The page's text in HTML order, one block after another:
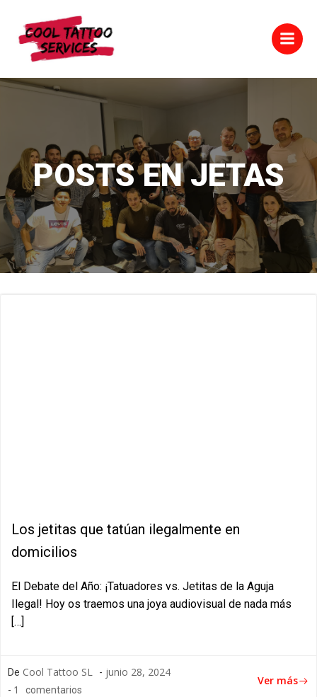
POSTS EN JETAS
Los jetitas que tatúan ilegalmente en
domicilios
El Debate del Año: ¡Tatuadores vs. Jetitas de la Aguja
Ilegal! Hoy os traemos una joya audiovisual de nada más
[…]
De Cool Tattoo SL - junio 28, 2024
- 1 comentarios
Ver más